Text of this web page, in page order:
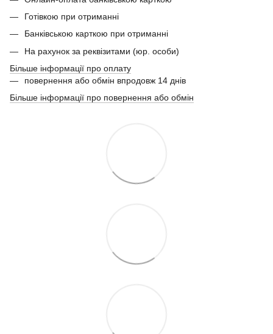
Готівкою при отриманні
Банківською карткою при отриманні
На рахунок за реквізитами (юр. особи)
Більше інформації про оплату
повернення або обмін впродовж 14 днів
Більше інформації про повернення або обмін